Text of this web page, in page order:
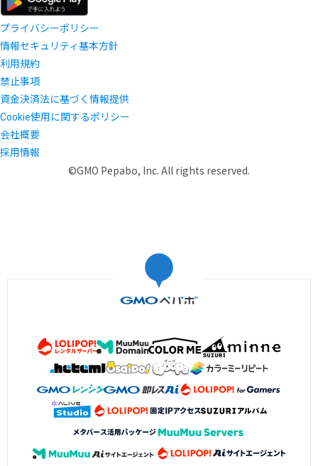
プライバシーポリシー
情報セキュリティ基本方針
利用規約
禁止事項
資金決済法に基づく情報提供
Cookie使用に関するポリシー
会社概要
採用情報
©GMO Pepabo, Inc. All rights reserved.